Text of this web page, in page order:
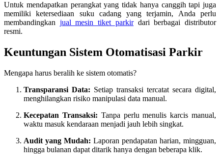
Untuk mendapatkan perangkat yang tidak hanya canggih tapi juga
memiliki ketersediaan suku cadang yang terjamin, Anda perlu
membandingkan jual mesin tiket parkirdari berbagai distributor
resmi.
Keuntungan Sistem Otomatisasi Parkir
Mengapa harus beralih ke sistem otomatis?
Transparansi Data: Setiap transaksi tercatat secara digital,
menghilangkan risiko manipulasi data manual.
Kecepatan Transaksi: Tanpa perlu menulis karcis manual,
waktu masuk kendaraan menjadi jauh lebih singkat.
Audit yang Mudah: Laporan pendapatan harian, mingguan,
hingga bulanan dapat ditarik hanya dengan beberapa klik.